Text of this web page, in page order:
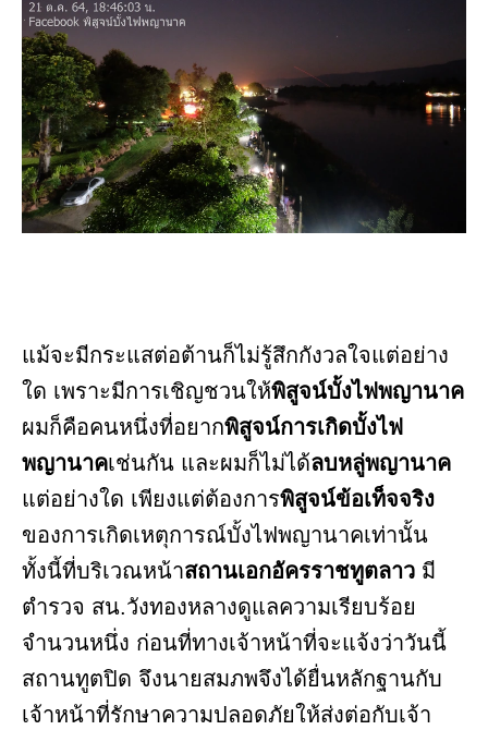
แม้จะมีกระแสต่อต้านก็ไม่รู้สึกกังวลใจแต่อย่าง
ใด เพราะมีการเชิญชวนให้พิสูจน์บั้งไฟพญานาค
ผมก็คือคนหนึ่งที่อยากพิสูจน์การเกิดบั้งไฟ
พญานาคเช่นกัน และผมก็ไม่ได้ลบหลู่พญานาค
แต่อย่างใด เพียงแต่ต้องการพิสูจน์ข้อเท็จจริง
ของการเกิดเหตุการณ์บั้งไฟพญานาคเท่านั้น
ทั้งนี้ที่บริเวณหน้าสถานเอกอัครราชทูตลาว มี
ตำรวจ สน.วังทองหลางดูแลความเรียบร้อย
จำนวนหนึ่ง ก่อนที่ทางเจ้าหน้าที่จะแจ้งว่าวันนี้
สถานทูตปิด จึงนายสมภพจึงได้ยื่นหลักฐานกับ
เจ้าหน้าที่รักษาความปลอดภัยให้ส่งต่อกับเจ้า